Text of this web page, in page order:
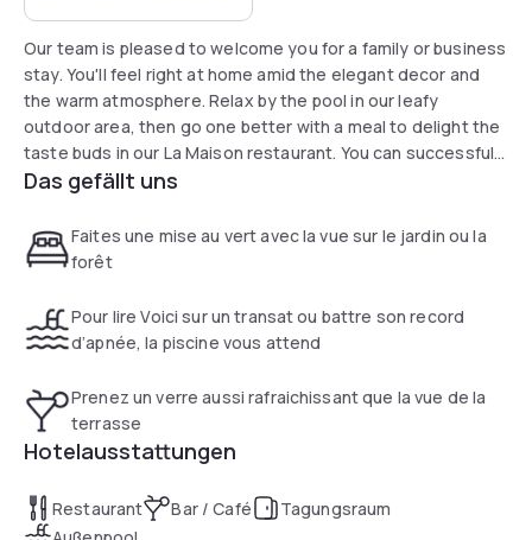
Our team is pleased to welcome you for a family or business
stay. You'll feel right at home amid the elegant decor and
the warm atmosphere. Relax by the pool in our leafy
outdoor area, then go one better with a meal to delight the
taste buds in our La Maison restaurant. You can successfully
organize business and private events with our five modular
Das gefällt uns
Faites une mise au vert avec la vue sur le jardin ou la
forêt
Pour lire Voici sur un transat ou battre son record
d’apnée, la piscine vous attend
Prenez un verre aussi rafraichissant que la vue de la
terrasse
Hotelausstattungen
Restaurant Bar / Café
Tagungsraum